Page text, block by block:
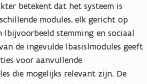
betekent dat het systeem is
modules, elk gericht op
(bijvoorbeeld stemming en sociaal
de ingevulde (basis)modules geeft
voor aanvullende
die mogelijks relevant zijn. De